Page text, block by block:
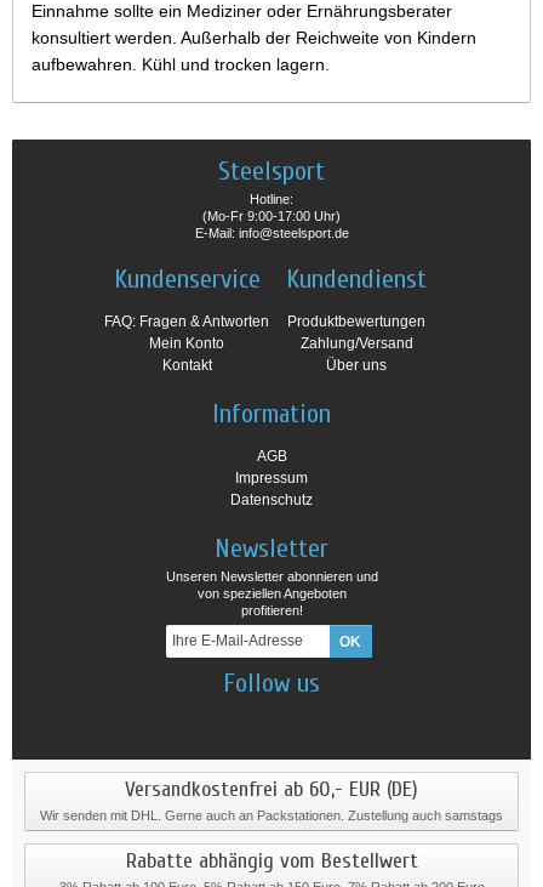
Einnahme sollte ein Mediziner oder Ernährungsberater
konsultiert werden. Außerhalb der Reichweite von Kindern
aufbewahren. Kühl und trocken lagern.
Steelsport
Hotline:
(Mo-Fr 9:00-17:00 Uhr)
E-Mail: info@steelsport.de
Kundenservice
FAQ: Fragen & Antworten
Mein Konto
Kontakt
Kundendienst
Produktbewertungen
Zahlung/Versand
Über uns
Information
AGB
Impressum
Datenschutz
Newsletter
Unseren Newsletter abonnieren und
von speziellen Angeboten
profitieren!
Follow us
Versandkostenfrei ab 60,- EUR (DE)
Wir senden mit DHL. Gerne auch an Packstationen. Zustellung auch samstags
Rabatte abhängig vom Bestellwert